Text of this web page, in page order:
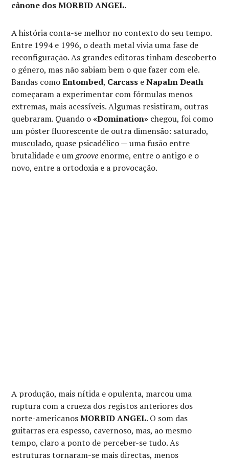
cânone dos MORBID ANGEL.
A história conta-se melhor no contexto do seu tempo.
Entre 1994 e 1996, o death metal vivia uma fase de
reconfiguração. As grandes editoras tinham descoberto
o género, mas não sabiam bem o que fazer com ele.
Bandas comoEntombed, Carcass eNapalm Death
começaram a experimentar com fórmulas menos
extremas, mais acessíveis. Algumas resistiram, outras
quebraram. Quando o«Domination» chegou, foi como
um póster fluorescente de outra dimensão: saturado,
musculado, quase psicadélico — uma fusão entre
brutalidade e umgroove enorme, entre o antigo e o
novo, entre a ortodoxia e a provocação.
A produção, mais nítida e opulenta, marcou uma
ruptura com a crueza dos registos anteriores dos
norte-americanosMORBID ANGEL. O som das
guitarras era espesso, cavernoso, mas, ao mesmo
tempo, claro a ponto de perceber-se tudo. As
estruturas tornaram-se mais directas, menos